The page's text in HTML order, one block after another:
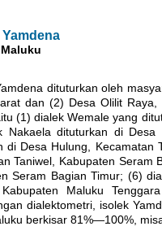
dituturkan oleh
dan (2) Desa Olilit
(1) dialek Wemale yang
Nakaela dituturkan di Desa
di Desa Hulung, Kecamatan
Taniwel, Kabupaten
Seram Bagian Timur; (6)
Maluku
dialektometri, isolek
berkisar 81%—100%,